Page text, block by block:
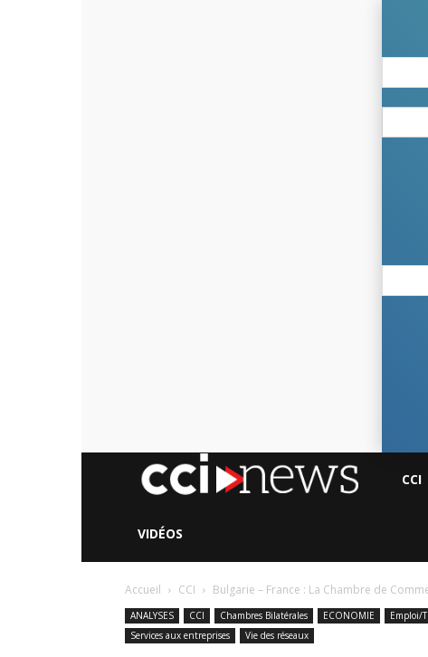
CCICCI
VIDÉOS
Accueil CCI Bulgarie – France : La Chambre de
ANALYSES CCI Chambres Bilatérales ECONOMIE Emploi/
Services aux entreprises
Vie des réseaux